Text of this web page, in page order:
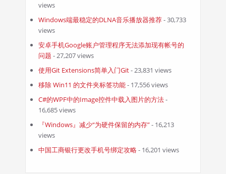
views
Windows端最稳定的DLNA音乐播放器推荐- 30,733
views
安卓手机Google账户管理程序无法添加现有帐号的
问题 - 27,207 views
使用Git Extensions简单入门Git- 23,831 views
移除 Win11 的文件夹标签功能- 17,556 views
C#的WPF中的Image控件中载入图片的方法-
16,685 views
『Windows』减少“为硬件保留的内存”- 16,213
views
中国工商银行更改手机号绑定攻略 - 16,201 views